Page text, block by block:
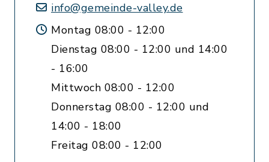
info@gemeinde-valley.de
Montag 08:00 - 12:00
Dienstag 08:00 - 12:00 und 14:00
- 16:00
Mittwoch 08:00 - 12:00
Donnerstag 08:00 - 12:00 und
14:00 - 18:00
Freitag 08:00 - 12:00